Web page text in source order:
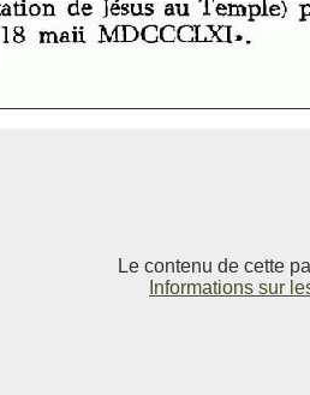
Le contenu de cette
Informations sur